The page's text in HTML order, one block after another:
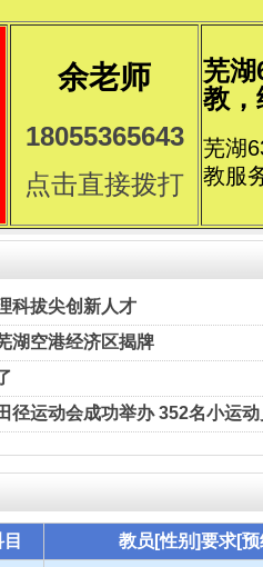
余老师
18055365643
点击直接拨打
芜湖
教，
芜湖
教服
科拔尖创新人才
湖空港经济区揭牌
径运动会成功举办 352名小运
教员[性别]要求[